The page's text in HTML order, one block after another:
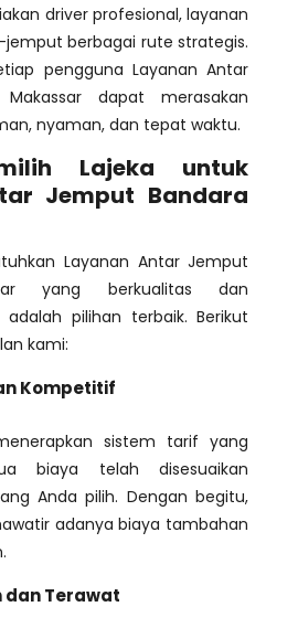
driver profesional, layanan
berbagai rute strategis.
pengguna Layanan Antar
dapat merasakan
nyaman, dan tepat waktu.
Lajeka untuk
Jemput Bandara
Layanan Antar Jemput
yang berkualitas dan
adalah pilihan terbaik. Berikut
kami:
Kompetitif
sistem tarif yang
biaya telah disesuaikan
Anda pilih. Dengan begitu,
adanya biaya tambahan
dan Terawat